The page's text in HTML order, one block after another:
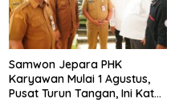
Samwon Jepara PHK
Karyawan Mulai 1 Agustus,
Pusat Turun Tangan, Ini Kata